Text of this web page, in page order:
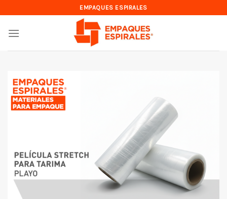
to
content
EMPAQUES ESPIRALES